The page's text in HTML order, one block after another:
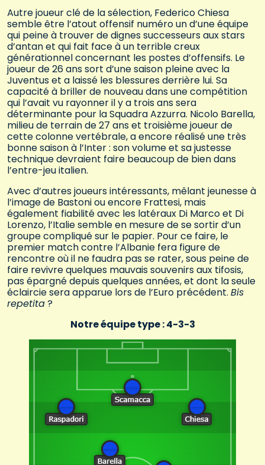
Autre joueur clé de la sélection, Federico Chiesa
semble être l’atout offensif numéro un d’une équipe
qui peine à trouver de dignes successeurs aux stars
d’antan et qui fait face à un terrible creux
générationnel concernant les postes d’offensifs. Le
joueur de 26 ans sort d’une saison pleine avec la
Juventus et a laissé les blessures derrière lui. Sa
capacité à briller de nouveau dans une compétition
qui l’avait vu rayonner il y a trois ans sera
déterminante pour la Squadra Azzurra. Nicolo Barella,
milieu de terrain de 27 ans et troisième joueur de
cette colonne vertébrale, a encore réalisé une très
bonne saison à l’Inter : son volume et sa justesse
technique devraient faire beaucoup de bien dans
l’entre-jeu italien.
Avec d’autres joueurs intéressants, mêlant jeunesse à
l’image de Bastoni ou encore Frattesi, mais
également fiabilité avec les latéraux Di Marco et Di
Lorenzo, l’Italie semble en mesure de se sortir d’un
groupe compliqué sur le papier. Pour ce faire, le
premier match contre l’Albanie fera figure de
rencontre où il ne faudra pas se rater, sous peine de
faire revivre quelques mauvais souvenirs aux tifosis,
pas épargné depuis quelques années, et dont la seule
éclaircie sera apparue lors de l’Euro précédent. Bis
repetita?
Notre équipe type : 4-3-3